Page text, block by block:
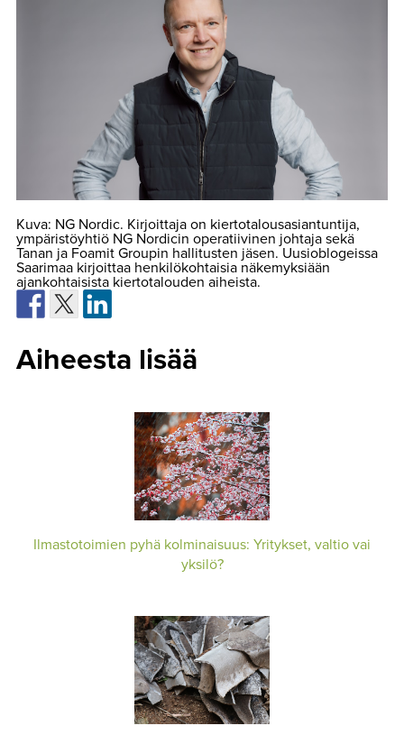
Kuva: NG Nordic. Kirjoittaja on kiertotalousasiantuntija,
ympäristöyhtiö NG Nordicin operatiivinen johtaja sekä
Tanan ja Foamit Groupin hallitusten jäsen. Uusioblogeissa
Saarimaa kirjoittaa henkilökohtaisia näkemyksiään
ajankohtaisista kiertotalouden aiheista.
Aiheesta lisää
Ilmastotoimien pyhä kolminaisuus: Yritykset, valtio vai
yksilö?